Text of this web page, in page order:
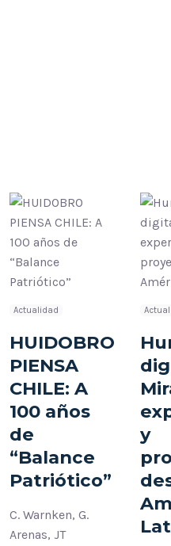
Actualidad
HUIDOBRO
PIENSA
CHILE: A
100 años
de
“Balance
Patriótico”
C. Warnken, G.
Arenas, JT
y